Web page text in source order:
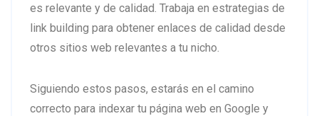
es relevante y de calidad. Trabaja en estrategias de
link building para obtener enlaces de calidad desde
otros sitios web relevantes a tu nicho.
Siguiendo estos pasos, estarás en el camino
correcto para indexar tu página web en Google y